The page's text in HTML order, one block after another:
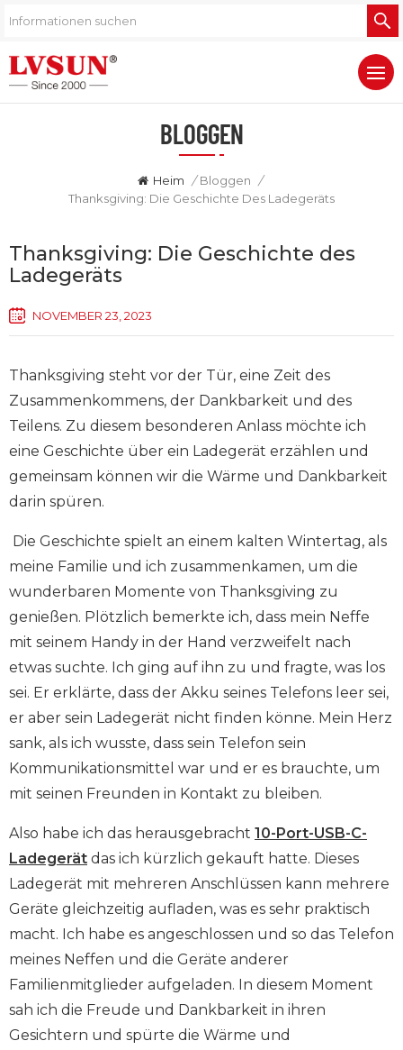
BLOGGEN
Heim / Bloggen
/
Thanksgiving: Die Geschichte Des Ladegeräts
Thanksgiving: Die Geschichte des
Ladegeräts
NOVEMBER 23, 2023
Thanksgiving steht vor der Tür, eine Zeit des
Zusammenkommens, der Dankbarkeit und des
Teilens. Zu diesem besonderen Anlass möchte ich
eine Geschichte über ein Ladegerät erzählen und
gemeinsam können wir die Wärme und Dankbarkeit
darin spüren.
Die Geschichte spielt an einem kalten Wintertag, als
meine Familie und ich zusammenkamen, um die
wunderbaren Momente von Thanksgiving zu
genießen. Plötzlich bemerkte ich, dass mein Neffe
mit seinem Handy in der Hand verzweifelt nach
etwas suchte. Ich ging auf ihn zu und fragte, was los
sei. Er erklärte, dass der Akku seines Telefons leer sei,
er aber sein Ladegerät nicht finden könne. Mein Herz
sank, als ich wusste, dass sein Telefon sein
Kommunikationsmittel war und er es brauchte, um
mit seinen Freunden in Kontakt zu bleiben.
Also habe ich das herausgebracht 10-Port-USB-C-
Ladegerät das ich kürzlich gekauft hatte. Dieses
Ladegerät mit mehreren Anschlüssen kann mehrere
Geräte gleichzeitig aufladen, was es sehr praktisch
macht. Ich habe es angeschlossen und so das Telefon
meines Neffen und die Geräte anderer
Familienmitglieder aufgeladen. In diesem Moment
sah ich die Freude und Dankbarkeit in ihren
Gesichtern und spürte die Wärme und